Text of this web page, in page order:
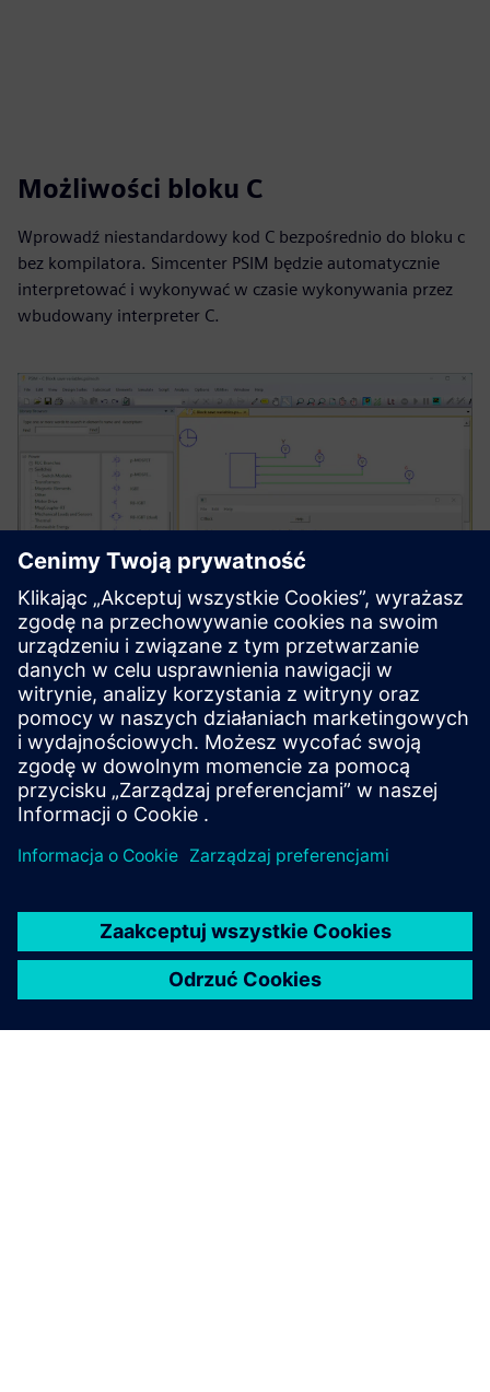
Możliwości bloku C
Wprowadź niestandardowy kod C bezpośrednio do bloku c
bez kompilatora. Simcenter PSIM będzie automatycznie
interpretować i wykonywać w czasie wykonywania przez
wbudowany interpreter C.